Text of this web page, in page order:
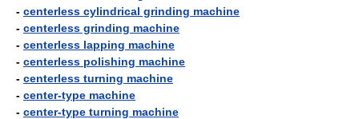
- centerless cylindrical grinding machine
- centerless grinding machine
- centerless lapping machine
- centerless polishing machine
- centerless turning machine
- center-type machine
- center-type turning machine